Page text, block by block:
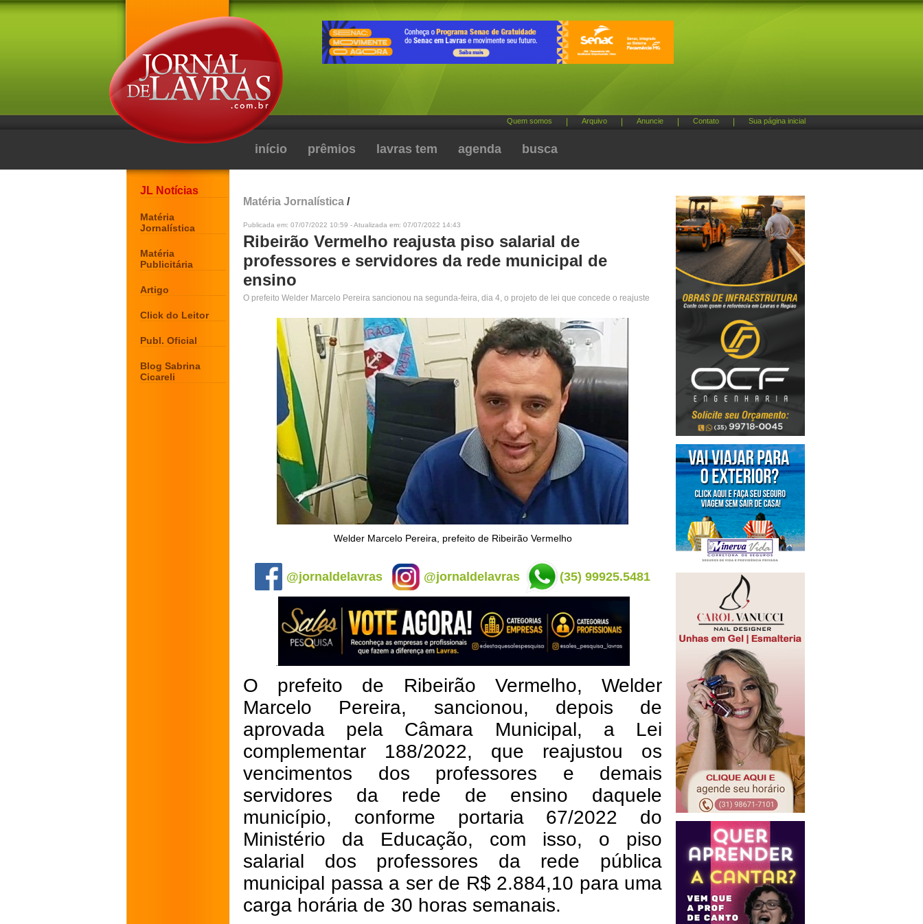
Quem somos Arquivo Anuncie Contato Sua página inicial
início prêmios lavras tem agenda busca
JL Notícias
Matéria
Jornalística
Matéria
Publicitária
Artigo
Click do Leitor
Publ. Oficial
Blog Sabrina
Cicareli
Matéria Jornalística /
Publicada em: 07/07/2022 10:59 - Atualizada em: 07/07/2022 14:43
Ribeirão Vermelho reajusta piso salarial de
professores e servidores da rede municipal de
ensino
O prefeito Welder Marcelo Pereira sancionou na segunda-feira, dia 4, o projeto de lei que concede o reajuste
Welder Marcelo Pereira, prefeito de Ribeirão Vermelho
@jornaldelavras @jornaldelavras (35) 99925.5481
O prefeito de Ribeirão Vermelho, Welder
Marcelo Pereira, sancionou, depois de
aprovada pela Câmara Municipal, a Lei
complementar 188/2022, que reajustou os
vencimentos dos professores e demais
servidores da rede de ensino daquele
município, conforme portaria 67/2022 do
Ministério da Educação, com isso, o piso
salarial dos professores da rede pública
municipal passa a ser de R$ 2.884,10 para uma
carga horária de 30 horas semanais.